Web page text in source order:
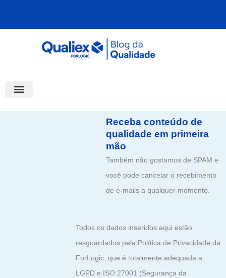
Receba conteúdo de
qualidade em primeira
mão
Também não gostamos de SPAM e
você pode cancelar o recebimento
de e-mails a qualquer momento.
Todos os dados inseridos aqui estão
resguardados pela Política de Privacidade da
ForLogic, que é totalmente adequada a
LGPD e ISO 27001 (Segurança da